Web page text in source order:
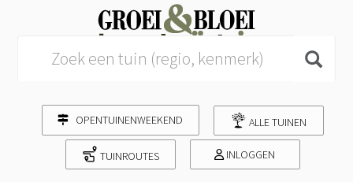
OPENTUINENWEEKEND ALLE TUINEN
TUINROUTES INLOGGEN